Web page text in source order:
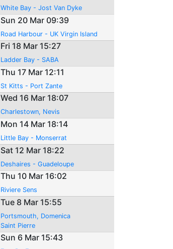
White Bay - Jost Van Dyke
Sun 20 Mar 09:39
Road Harbour - UK Virgin Island
Fri 18 Mar 15:27
Ladder Bay - SABA
Thu 17 Mar 12:11
St Kitts - Port Zante
Wed 16 Mar 18:07
Charlestown, Nevis
Mon 14 Mar 18:14
Little Bay - Monserrat
Sat 12 Mar 18:22
Deshaires - Guadeloupe
Thu 10 Mar 16:02
Riviere Sens
Tue 8 Mar 15:55
Portsmouth, Domenica
Saint Pierre
Sun 6 Mar 15:43